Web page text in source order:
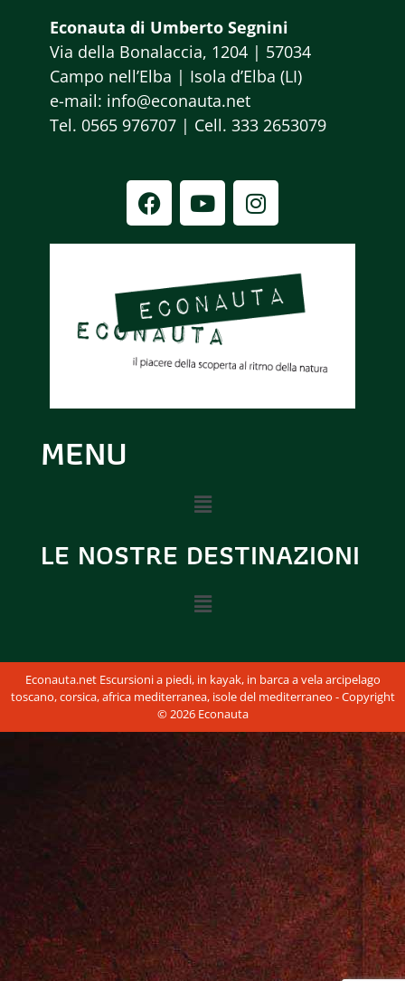
Econauta di Umberto Segnini
Via della Bonalaccia, 1204 | 57034
Campo nell’Elba | Isola d’Elba (LI)
e-mail: info@econauta.net
Tel. 0565 976707 | Cell. 333 2653079
MENU
LE NOSTRE DESTINAZIONI
Econauta.net Escursioni a piedi, in kayak, in barca a vela arcipelago
toscano, corsica, africa mediterranea, isole del mediterraneo - Copyright
© 2026 Econauta